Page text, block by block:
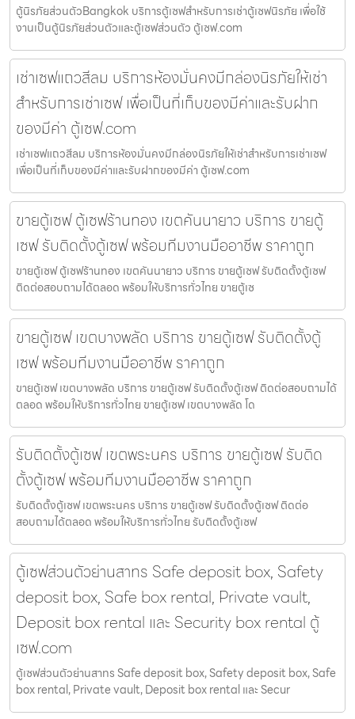
ตู้นิรภัยส่วนตัวBangkok บริการตู้เซฟสำหรับการเช่าตู้เซฟนิรภัย เพื่อใช้
งานเป็นตู้นิรภัยส่วนตัวและตู้เซฟส่วนตัว ตู้เซฟ.com
เช่าเซฟแถวสีลม บริการห้องมั่นคงมีกล่องนิรภัยให้เช่า
สำหรับการเช่าเซฟ เพื่อเป็นที่เก็บของมีค่าและรับฝาก
ของมีค่า ตู้เซฟ.com
เช่าเซฟแถวสีลม บริการห้องมั่นคงมีกล่องนิรภัยให้เช่าสำหรับการเช่าเซฟ
เพื่อเป็นที่เก็บของมีค่าและรับฝากของมีค่า ตู้เซฟ.com
ขายตู้เซฟ ตู้เซฟร้านทอง เขตคันนายาว บริการ ขายตู้
เซฟ รับติดตั้งตู้เซฟ พร้อมทีมงานมืออาชีพ ราคาถูก
ขายตู้เซฟ ตู้เซฟร้านทอง เขตคันนายาว บริการ ขายตู้เซฟ รับติดตั้งตู้เซฟ
ติดต่อสอบถามได้ตลอด พร้อมให้บริการทั่วไทย ขายตู้เซ
ขายตู้เซฟ เขตบางพลัด บริการ ขายตู้เซฟ รับติดตั้งตู้
เซฟ พร้อมทีมงานมืออาชีพ ราคาถูก
ขายตู้เซฟ เขตบางพลัด บริการ ขายตู้เซฟ รับติดตั้งตู้เซฟ ติดต่อสอบถามได้
ตลอด พร้อมให้บริการทั่วไทย ขายตู้เซฟ เขตบางพลัด โด
รับติดตั้งตู้เซฟ เขตพระนคร บริการ ขายตู้เซฟ รับติด
ตั้งตู้เซฟ พร้อมทีมงานมืออาชีพ ราคาถูก
รับติดตั้งตู้เซฟ เขตพระนคร บริการ ขายตู้เซฟ รับติดตั้งตู้เซฟ ติดต่อ
สอบถามได้ตลอด พร้อมให้บริการทั่วไทย รับติดตั้งตู้เซฟ
ตู้เซฟส่วนตัวย่านสาทร Safe deposit box, Safety
deposit box, Safe box rental, Private vault,
Deposit box rental และ Security box rental ตู้
เซฟ.com
ตู้เซฟส่วนตัวย่านสาทร Safe deposit box, Safety deposit box, Safe
box rental, Private vault, Deposit box rental และ Secur